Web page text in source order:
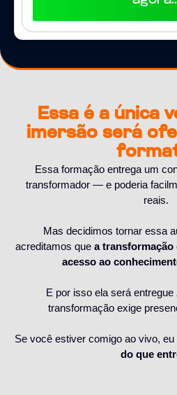
Essa é a única
imersão será
Essa formação entrega um
transformador — e poderia
reais.
Mas decidimos tornar essa
acreditamos que a transformação
acesso ao
E por isso ela será entregue
transformação exige
Se você estiver comigo ao vivo, eu
do que